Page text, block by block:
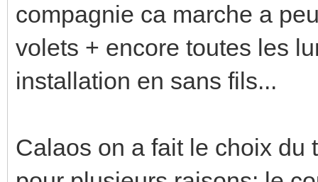
compagnie ca marche a
volets + encore toutes les
installation en sans fils...
Calaos on a fait le choix du